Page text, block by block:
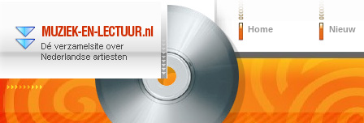
Home Nieuw